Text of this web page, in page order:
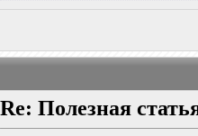
Re: Полезная